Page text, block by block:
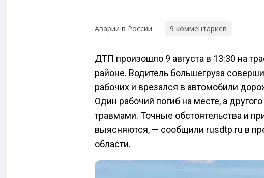
Аварии в России 9 комментариев
ДТП произошло 9 августа в 13:30 на
районе. Водитель большегруза
рабочих и врезался в автомобили
Один рабочий погиб на месте, а
травмами. Точные обстоятельства и
выясняются, — сообщили rusdtp.ru в
области.